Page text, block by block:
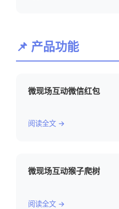
📌 产品功能
微现场互动微信红包
阅读全文 →
微现场互动猴子爬树
阅读全文 →